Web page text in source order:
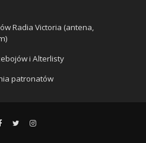
Radia Victoria (antena,
i Alterlisty
patronatów